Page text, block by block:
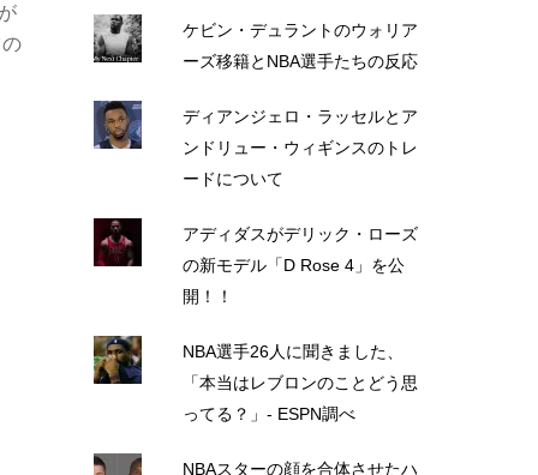
ケビン・デュラントのウォリア
ーズ移籍とNBA選手たちの反応
ディアンジェロ・ラッセルとア
ンドリュー・ウィギンスのトレ
ードについて
アディダスがデリック・ローズ
の新モデル「D Rose 4」を公
開！！
NBA選手26人に聞きました、
「本当はレブロンのことどう思
ってる？」- ESPN調べ
NBAスターの顔を合体させたハ